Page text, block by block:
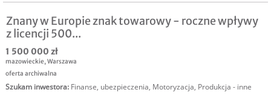
biznes odzieżowy
sprzedam biznes
Znany w Europie znak towarowy - roczne wpływy
z licencji 500...
1 500 000 zł
mazowieckie,Warszawa
oferta archiwalna
Szukam inwestora: Finanse, ubezpieczenia, Motoryzacja, Produkcja - inne